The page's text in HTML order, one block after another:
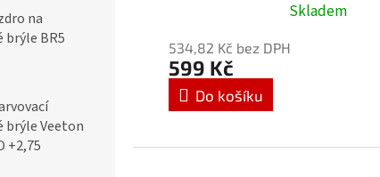
na
BR5
brýle Veeton
+2,75
Skladem
534,82 Kč bez DPH
599 Kč
Do košíku